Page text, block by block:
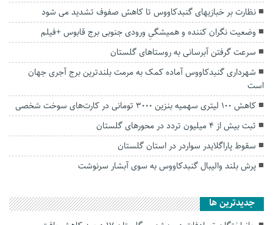
نظارت بر خبازیهای گنبدکاووس تا کاهش صفوف تشدید می شود
وضعیت نگران کننده و همیشگیِ ورودی جنوبی برج قابوس +فیلم
سرعت گرفتن آبرسانی به روستا‌های گلستان
شهرداری گنبدکاووس آماده کمک به مرمت بلندترین برج آجری جهان
است
کاهش 100 لیتری سهمیه بنزین 3000 تومانی در کارت‌های سوخت شخصی
ثبت بیش از ۴ میلیون تردد در محور‌های گلستان
سقوط پاراگلایدر سواردر در استان گلستان
پرش بلند والیبال گنبدکاووس به سوی آبشار سرنوشت
جديدترين ها